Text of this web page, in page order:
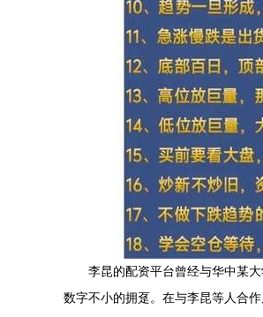
李昆的配资平台曾经与华中某
数字不小的拥趸。在与李昆等人合